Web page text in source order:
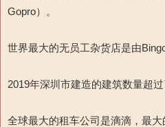
Gopro）。
世界最大的无员工杂货店是由
2019年深圳市建造的建筑数量超过
全球最大的租车公司是滴滴，最